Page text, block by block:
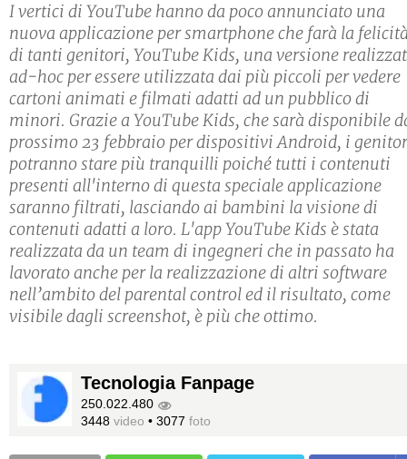
I vertici di YouTube hanno da poco annunciato una
nuova applicazione per smartphone che farà la
di tanti genitori, YouTube Kids, una versione
ad-hoc per essere utilizzata dai più piccoli per vedere
cartoni animati e filmati adatti ad un pubblico di
minori. Grazie a YouTube Kids, che sarà disponibile
prossimo 23 febbraio per dispositivi Android, i
potranno stare più tranquilli poiché tutti i contenuti
presenti all'interno di questa speciale applicazione
saranno filtrati, lasciando ai bambini la visione di
contenuti adatti a loro. L'app YouTube Kids è stata
realizzata da un team di ingegneri che in passato ha
lavorato anche per la realizzazione di altri software
nell’ambito del parental control ed il risultato, come
visibile dagli screenshot, è più che ottimo.
Tecnologia Fanpage
250.022.480
3448 video • 3077 foto